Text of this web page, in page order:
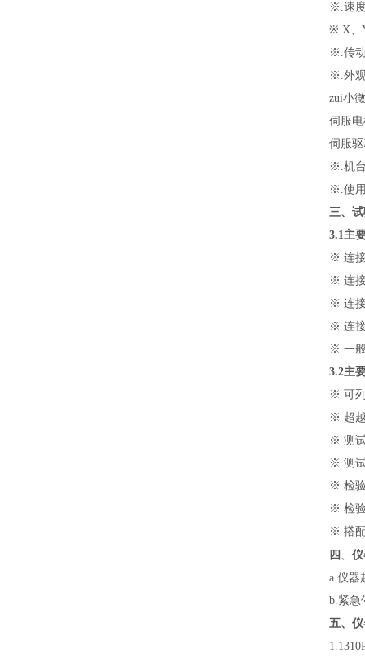
※ .速
※.X、
※ .传
※ .外
zui小
伺服
伺服
※ .机
※ .使
三、
3.1主
※ 连
※ 连
※ 连
※ 连
※ 一
3.2主
※ 可
※ 超
※ 测
※ 测
※ 检
※ 检
※ 搭
四 、
a.仪器
b.紧急
五、